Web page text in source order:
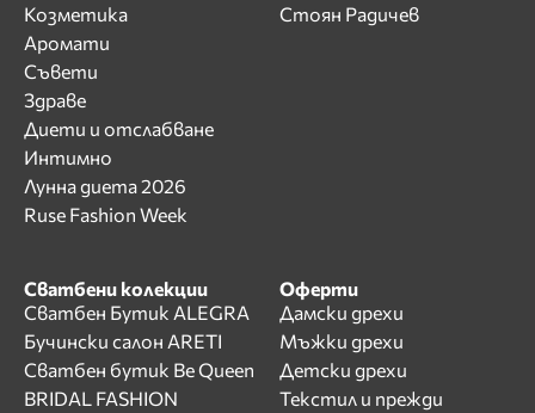
Козметика
Аромати
Съвети
Здраве
Диети и отслабване
Интимно
Лунна диета 2026
Ruse Fashion Week
Стоян Радичев
Сватбени колекции
Сватбен Бутик ALEGRA
Бучински салон ARETI
Сватбен бутик Be Queen
BRIDAL FASHION
Оферти
Дамски дрехи
Мъжки дрехи
Детски дрехи
Текстил и прежди